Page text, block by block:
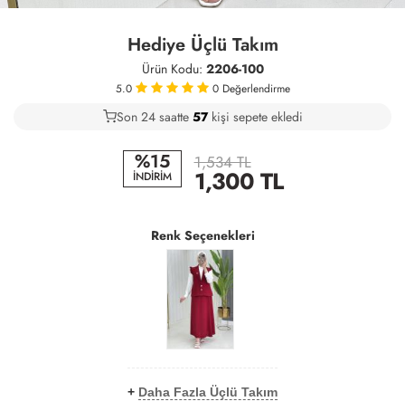
Hediye Üçlü Takım
Ürün Kodu: 2206-100
5.0 0 Değerlendirme
41
Son 24 saatte 59kişi sepete ekledi
16
%15
İNDİRİM
1,534 TL
1,300TL
Renk Seçenekleri
+ Daha Fazla Üçlü Takım